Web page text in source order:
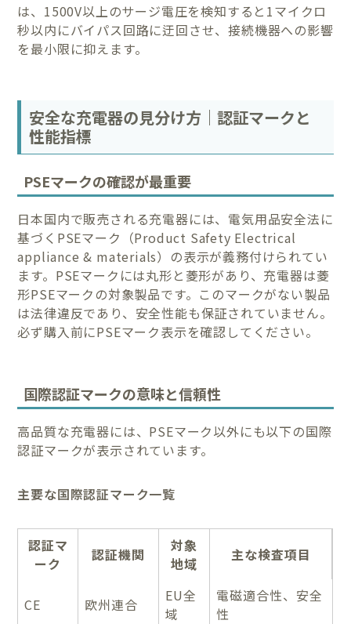
は、1500V以上のサージ電圧を検知すると1マイクロ
秒以内にバイパス回路に迂回させ、接続機器への影響
を最小限に抑えます。
安全な充電器の見分け方｜認証マークと
性能指標
PSEマークの確認が最重要
日本国内で販売される充電器には、電気用品安全法に
基づくPSEマーク（Product Safety Electrical
appliance & materials）の表示が義務付けられてい
ます。PSEマークには丸形と菱形があり、充電器は菱
形PSEマークの対象製品です。このマークがない製品
は法律違反であり、安全性能も保証されていません。
必ず購入前にPSEマーク表示を確認してください。
国際認証マークの意味と信頼性
高品質な充電器には、PSEマーク以外にも以下の国際
認証マークが表示されています。
主要な国際認証マーク一覧
認証マ
ーク
認証機関
対象
地域
主な検査項目
CE 欧州連合
EU全
域
電磁適合性、安全
性